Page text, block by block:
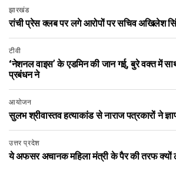
झारखंड
रांची प्रेस क्लब पर लगे आरोपों पर सचिव अखिलेश
टीवी
‘नेशनल वाइस’ के एडमिन की जान गई, बुरे वक्त में
प्रबंधन ने
आयोजन
सुलभ श्रीवास्तव हत्याकांड से नाराज पत्रकारों ने
उत्तर प्रदेश
ये अफसर अचानक महिला मंत्री के पैर की तरफ क्यों